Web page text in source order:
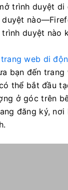
trình duyệt di
duyệt nào
trang web di
bạn đến
thể bắt đầu
ở góc trên
đăng ký, nơi